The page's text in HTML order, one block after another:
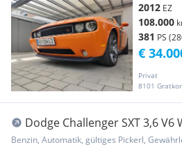
2012 EZ
108.000
381 PS
Privat
8101
€
Dodge Challenger SXT 3,6 V6
Benzin, Automatik, gültiges Pickerl,